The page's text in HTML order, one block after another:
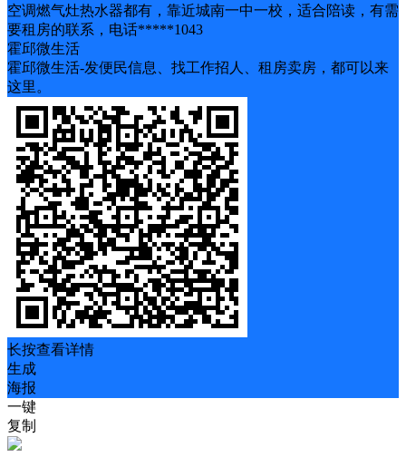
空调燃气灶热水器都有，靠近城南一中一校，适合陪读，有需
要租房的联系，电话*****1043
霍邱微生活
霍邱微生活-发便民信息、找工作招人、租房卖房，都可以来
这里。
长按查看详情
生成
海报
一键
复制